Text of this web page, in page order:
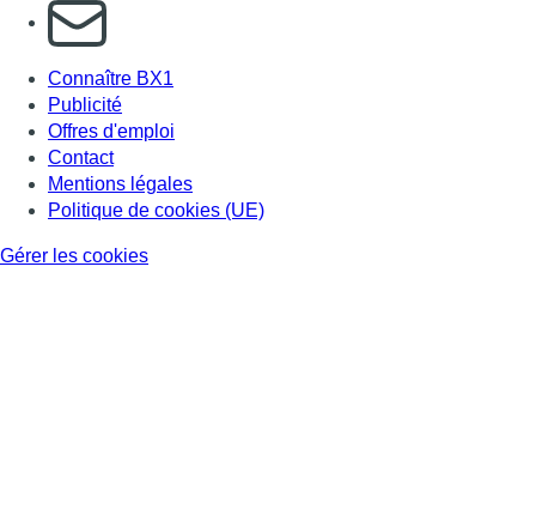
S'abonner à notre newsletter
Connaître BX1
Publicité
Offres d'emploi
Contact
Mentions légales
Politique de cookies (UE)
Gérer les cookies